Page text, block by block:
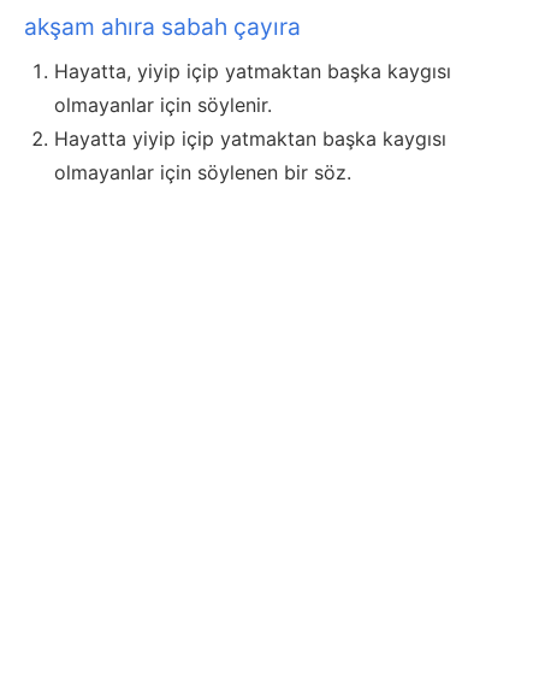
akşam ahıra sabah çayıra
Hayatta, yiyip içip yatmaktan başka kaygısı
olmayanlar için söylenir.
Hayatta yiyip içip yatmaktan başka kaygısı
olmayanlar için söylenen bir söz.